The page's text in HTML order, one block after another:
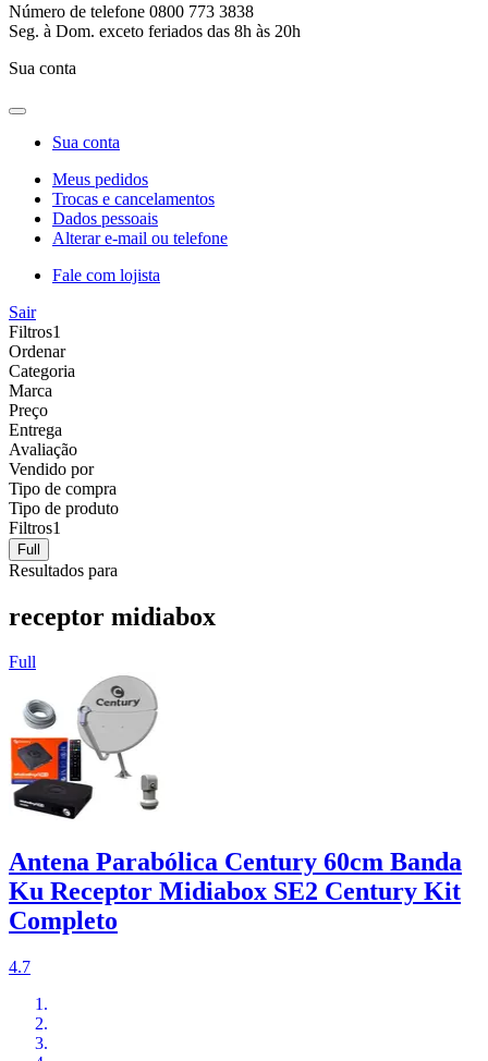
Número de telefone 0800 773 3838
Seg. à Dom. exceto feriados das 8h às 20h
Sua conta
Sua conta
Meus pedidos
Trocas e cancelamentos
Dados pessoais
Alterar e-mail ou telefone
Fale com lojista
Sair
Filtros1
Ordenar
Categoria
Marca
Preço
Entrega
Avaliação
Vendido por
Tipo de compra
Tipo de produto
Filtros1
Full
Resultados para
receptor midiabox
Full
Antena Parabólica Century 60cm Banda
Ku Receptor Midiabox SE2 Century Kit
Completo
4.7